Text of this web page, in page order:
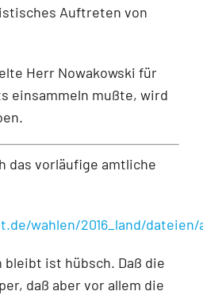
Auftreten von
Herr Nowakowski für
einsammeln mußte, wird
das vorläufige amtliche
wahlen/2016_land/
bleibt ist hübsch. Daß die
daß aber vor allem die